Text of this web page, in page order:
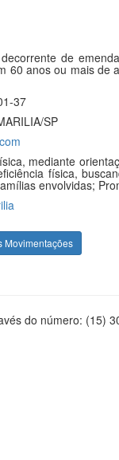
de
anos ou mais
37
SP
mediante
física,
envolvidas;
Movimentações
do número: (15)